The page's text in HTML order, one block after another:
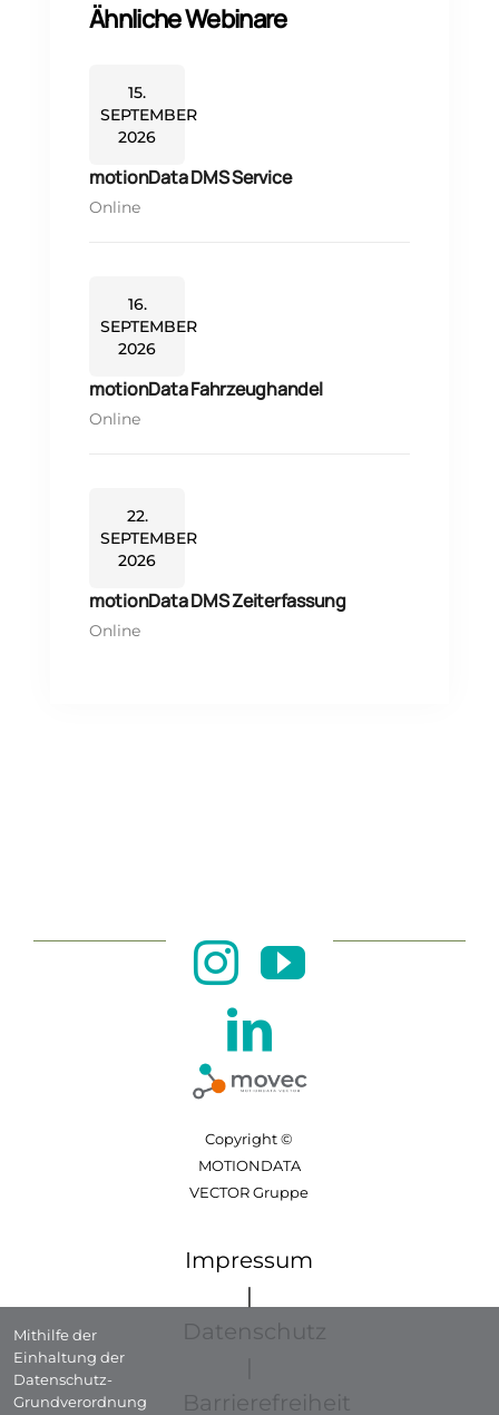
Ähnliche Webinare
15.
SEPTEMBER
2026
motionData DMS Service
Online
16.
SEPTEMBER
2026
motionData Fahrzeughandel
Online
22.
SEPTEMBER
2026
motionData DMS Zeiterfassung
Online
Copyright ©
MOTIONDATA
VECTOR Gruppe
Impressum
|
Datenschutz
Barrierefreiheit
Mithilfe der
Einhaltung der
Datenschutz-
Grundverordnung